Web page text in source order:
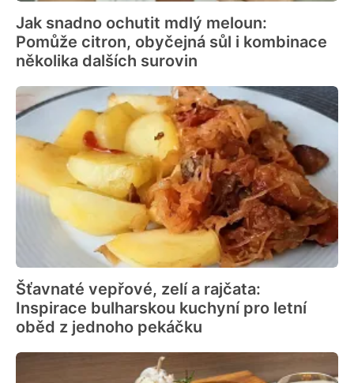
Jak snadno ochutit mdlý meloun:
Pomůže citron, obyčejná sůl i kombinace
několika dalších surovin
Šťavnaté vepřové, zelí a rajčata:
Inspirace bulharskou kuchyní pro letní
oběd z jednoho pekáčku